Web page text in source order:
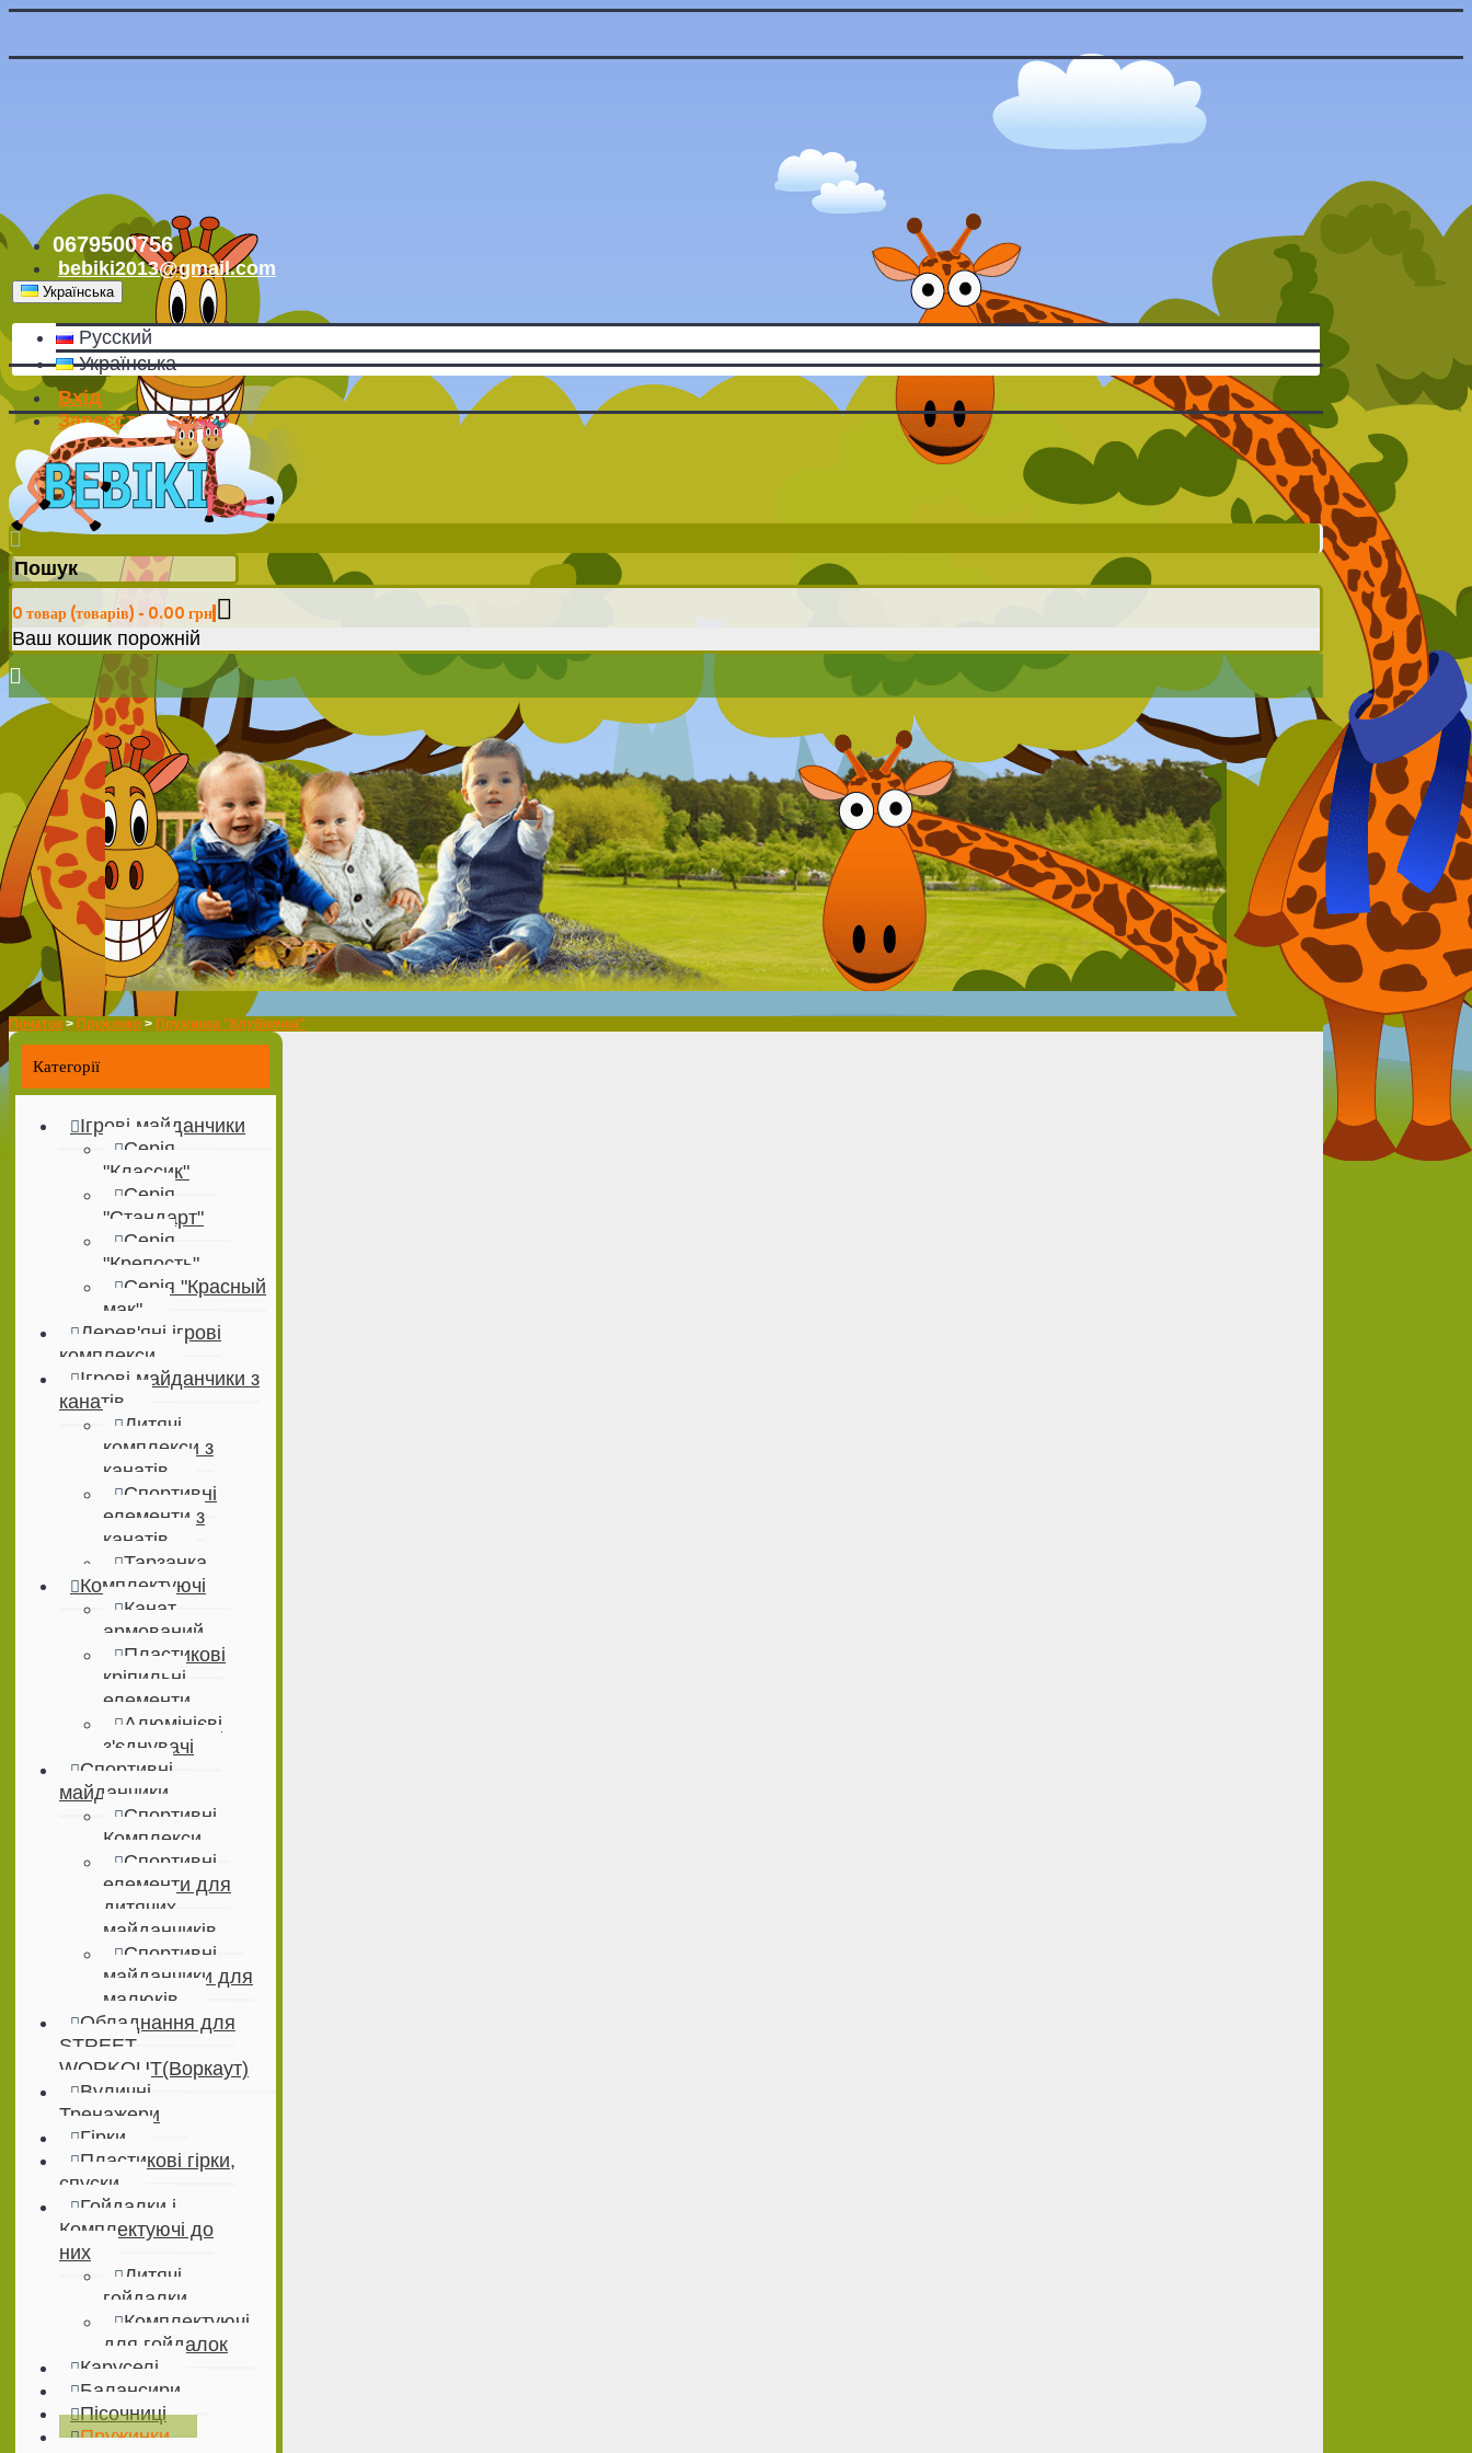
0679500756
bebiki2013@gmail.com
Українська
Русский
Українська
Вхід
Зареєструватись
0 товар (товарів) - 0.00 грн
Ваш кошик порожній
Початок > Пружинки > Пружинка "Клубничка"
Категорії
Ігрові майданчики
Серія
"Классик"
Серія
"Стандарт"
Серія
"Крепость"
Серія "Красный
мак"
Дерев'яні ігрові
комплекси
Ігрові майданчики з
канатів
Дитячі
комплекси з
канатів
Спортивні
елементи з
канатів
Тарзанка
Комплектуючі
Канат
армований
Пластикові
кріпильні
елементи
Алюмінієві
з'єднувачі
Спортивні
майданчики
Спортивні
Комплекси
Спортивні
елементи для
дитячих
майданчиків
Спортивні
майданчики для
малюків
Обладнання для
STREET
WORKOUT(Воркаут)
Вуличні
Тренажери
Гірки
Пластикові гірки,
спуски
Гойдалки і
Комплектуючі до
них
Дитячі
гойдалки
Комплектуючі
для гойдалок
Каруселі
Балансири
Пісочниці
Пружинки